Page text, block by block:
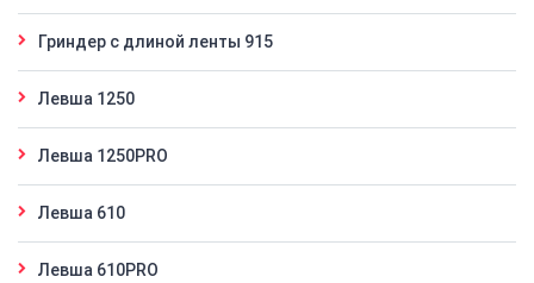
Гриндер с длиной ленты 915
Левша 1250
Левша 1250PRO
Левша 610
Левша 610PRO